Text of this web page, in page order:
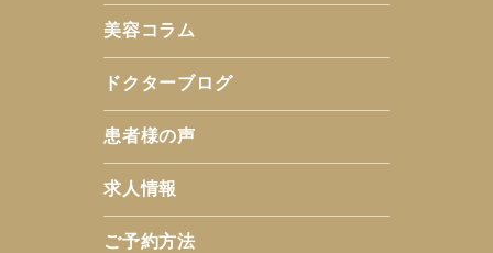
美容コラム
ドクターブログ
患者様の声
求人情報
ご予約方法